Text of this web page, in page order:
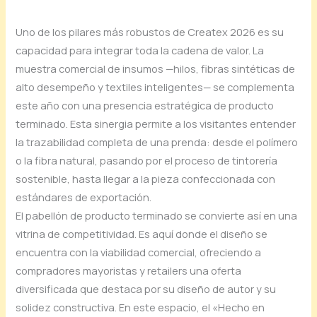
Uno de los pilares más robustos de Createx 2026 es su
capacidad para integrar toda la cadena de valor. La
muestra comercial de insumos —hilos, fibras sintéticas de
alto desempeño y textiles inteligentes— se complementa
este año con una presencia estratégica de producto
terminado. Esta sinergia permite a los visitantes entender
la trazabilidad completa de una prenda: desde el polímero
o la fibra natural, pasando por el proceso de tintorería
sostenible, hasta llegar a la pieza confeccionada con
estándares de exportación.
El pabellón de producto terminado se convierte así en una
vitrina de competitividad. Es aquí donde el diseño se
encuentra con la viabilidad comercial, ofreciendo a
compradores mayoristas y retailers una oferta
diversificada que destaca por su diseño de autor y su
solidez constructiva. En este espacio, el «Hecho en